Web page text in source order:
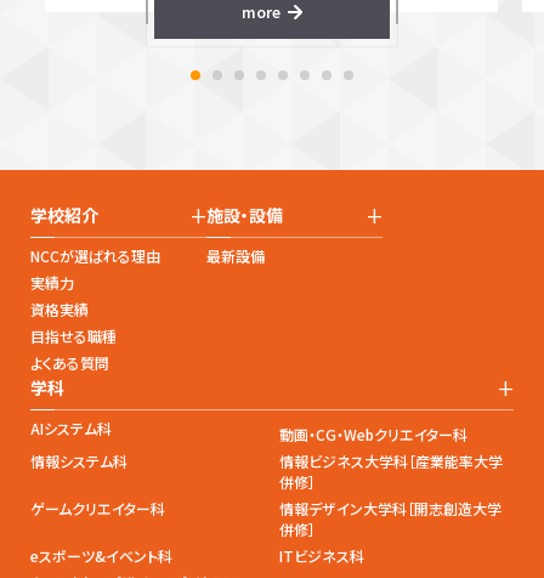
more
学校紹介 +
NCCが選ばれる理由
実績力
資格実績
目指せる職種
よくある質問
施設・設備 +
最新設備
学科 +
AIシステム科
動画・CG・Webクリエイター科
情報システム科
情報ビジネス大学科［産業能率大学
併修］
ゲームクリエイター科
情報デザイン大学科［開志創造大学
併修］
eスポーツ&イベント科
ITビジネス科